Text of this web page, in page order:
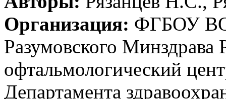
Организация: ФГБОУ
Разумовского Минздрава
офтальмологический
Департамента